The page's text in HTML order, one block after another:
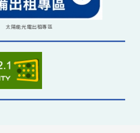
太陽能光電出租專區